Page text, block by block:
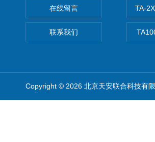
在线留言
联系我们
TA-
Copyright © 2026 北京天安联合科技有